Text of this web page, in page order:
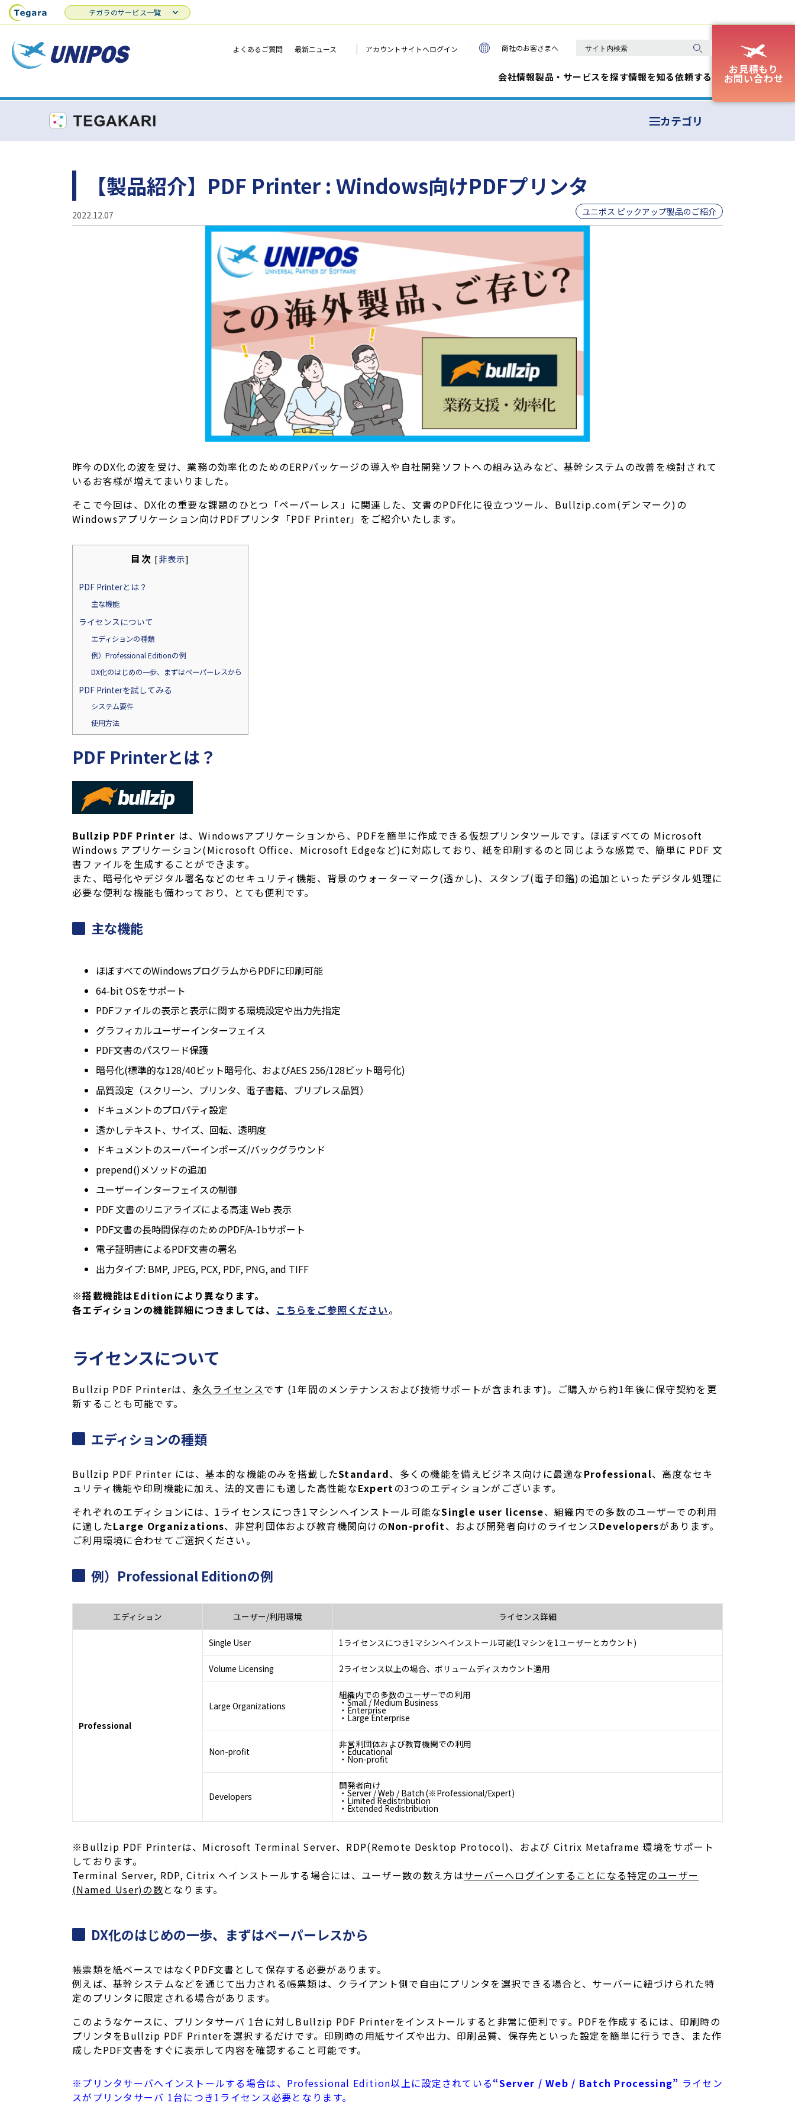
よくあるご質問 最新ニュース | アカウントサイトへログイン 商社のお客さまへ
会社情報製品・サービスを探す情報を知る依頼する
お見積もり
お問い合わせ
テガラのサービス一覧
カテゴリ
【製品紹介】PDF Printer : Ｗindows向けPDFプリンタ
2022.12.07 ユニポス ピックアップ製品のご紹介
昨今のDX化の波を受け、業務の効率化のためのERPパッケージの導入や自社開発ソフトへの組み込みなど、基幹システムの改善を検討されて
いるお客様が増えてまいりました。
そこで今回は、DX化の重要な課題のひとつ「ペーパーレス」に関連した、文書のPDF化に役立つツール、Bullzip.com(デンマーク)の
Windowsアプリケーション向けPDFプリンタ「PDF Printer」をご紹介いたします。
目次 [非表示]
PDF Printerとは？
主な機能
ライセンスについて
エディションの種類
例）Professional Editionの例
DX化のはじめの一歩、まずはペーパーレスから
PDF Printerを試してみる
システム要件
使用方法
PDF Printerとは？
Bullzip PDF Printer は、Windowsアプリケーションから、PDFを簡単に作成できる仮想プリンタツールです。ほぼすべての Microsoft
Windows アプリケーション(Microsoft Office、Microsoft Edgeなど)に対応しており、紙を印刷するのと同じような感覚で、簡単に PDF 文
書ファイルを生成することができます。
また、暗号化やデジタル署名などのセキュリティ機能、背景のウォーターマーク(透かし)、スタンプ(電子印鑑)の追加といったデジタル処理に
必要な便利な機能も備わっており、とても便利です。
主な機能
ほぼすべてのWindowsプログラムからPDFに印刷可能
64-bit OSをサポート
PDFファイルの表示と表示に関する環境設定や出力先指定
グラフィカルユーザーインターフェイス
PDF文書のパスワード保護
暗号化(標準的な128/40ビット暗号化、およびAES 256/128ビット暗号化)
品質設定（スクリーン、プリンタ、電子書籍、プリプレス品質）
ドキュメントのプロパティ設定
透かしテキスト、サイズ、回転、透明度
ドキュメントのスーパーインポーズ/バックグラウンド
prepend()メソッドの追加
ユーザーインターフェイスの制御
PDF 文書のリニアライズによる高速 Web 表示
PDF文書の長時間保存のためのPDF/A-1bサポート
電子証明書によるPDF文書の署名
出力タイプ: BMP, JPEG, PCX, PDF, PNG, and TIFF
※搭載機能はEditionにより異なります。
各エディションの機能詳細につきましては、 こちらをご参照ください。
ライセンスについて
Bullzip PDF Printerは、 永久ライセンスです (1年間のメンテナンスおよび技術サポートが含まれます)。ご購入から約1年後に保守契約を更
新することも可能です。
エディションの種類
Bullzip PDF Printer には、基本的な機能のみを搭載したStandard、多くの機能を備えビジネス向けに最適なProfessional、高度なセキ
ュリティ機能や印刷機能に加え、法的文書にも適した高性能なExpertの3つのエディションがございます。
それぞれのエディションには、1ライセンスにつき1マシンへインストール可能なSingle user license、組織内での多数のユーザーでの利用
に適したLarge Organizations、非営利団体および教育機関向けのNon-profit、および開発者向けのライセンスDevelopersがあります。
ご利用環境に合わせてご選択ください。
例）Professional Editionの例
エディション ユーザー/利用環境 ライセンス詳細
Professional
Single User 1ライセンスにつき1マシンへインストール可能(1マシンを1ユーザーとカウント)
Volume Licensing 2ライセンス以上の場合、ボリュームディスカウント適用
Large Organizations
組織内での多数のユーザーでの利用
・Small / Medium Business
・Enterprise
・Large Enterprise
Non-profit
非営利団体および教育機関での利用
・Educational
・Non-profit
Developers
開発者向け
・Server / Web / Batch (※Professional/Expert)
・Limited Redistribution
・Extended Redistribution
※Bullzip PDF Printerは、Microsoft Terminal Server、RDP(Remote Desktop Protocol)、および Citrix Metaframe 環境をサポート
しております。
Terminal Server, RDP, Citrix へインストールする場合には、ユーザー数の数え方はサーバーへログインすることになる特定のユーザー
(Named User)の数となります。
DX化のはじめの一歩、まずはペーパーレスから
帳票類を紙ベースではなくPDF文書として保存する必要があります。
例えば、基幹システムなどを通じて出力される帳票類は、クライアント側で自由にプリンタを選択できる場合と、サーバーに紐づけられた特
定のプリンタに限定される場合があります。
このようなケースに、プリンタサーバ 1台に対しBullzip PDF Printerをインストールすると非常に便利です。PDFを作成するには、印刷時の
プリンタをBullzip PDF Printerを選択するだけです。印刷時の用紙サイズや出力、印刷品質、保存先といった設定を簡単に行うでき、また作
成したPDF文書をすぐに表示して内容を確認すること可能です。
※プリンタサーバへインストールする場合は、Professional Edition以上に設定されている“Server / Web / Batch Processing” ライセン
スがプリンタサーバ 1台につき1ライセンス必要となります。